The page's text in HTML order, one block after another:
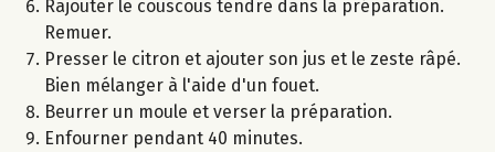
Rajouter le couscous tendre dans la préparation.
Remuer.
Presser le citron et ajouter son jus et le zeste râpé.
Bien mélanger à l'aide d'un fouet.
Beurrer un moule et verser la préparation.
Enfourner pendant 40 minutes.